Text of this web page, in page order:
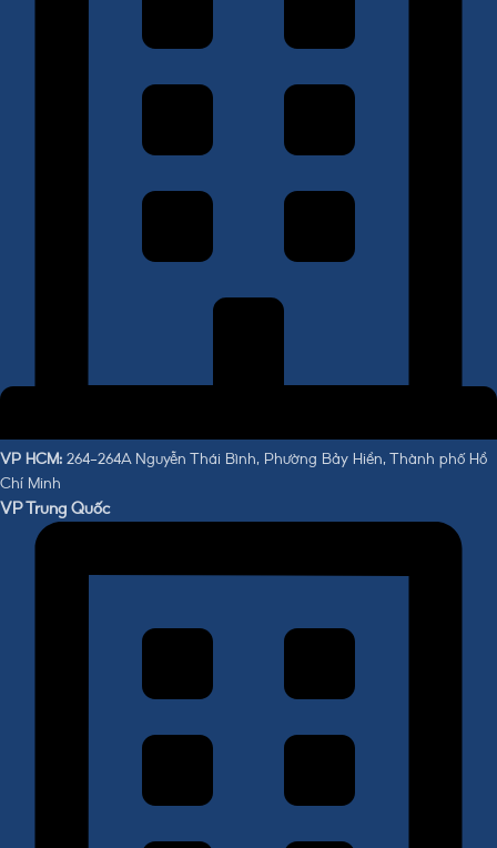
VP HCM: 264-264A Nguyễn Thái Bình, Phường Bảy Hiền, Thành phố Hồ
Chí Minh
VP Trung Quốc